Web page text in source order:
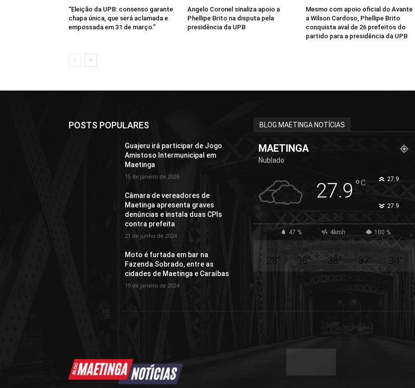
“Eleição da UPB: consenso garante
chapa única, que será aclamada e
empossada em 31 de março.”
Angelo Coronel sinaliza apoio a
Phellipe Brito na disputa pela
presidência da UPB
Mesmo com apoio oficial do Avante
a Wilson Cardoso, Phellipe Brito
conquista aval de 26 prefeitos do
partido para a presidência da UPB
POSTS POPULARES
Guajeru irá participar de Jogo
Amistoso Intermunicipal em
Maetinga
15 de janeiro de 2026
Câmara de vereadores de
Maetinga apresenta graves
denúncias e instala duas CPIs
contra prefeita
21 de junho de 2024
Moto é furtada em bar na
Fazenda Sobrado, entre as
cidades de Maetinga e Caraíbas
19 de janeiro de 2024
BLOG MAETINGA NOTÍCIAS
MAETINGA
Nublado
27.9 °C 27.9°
27.9
47 % 4kmh 100 %
28° 36°
QUA
38° 37°
SEX
34°